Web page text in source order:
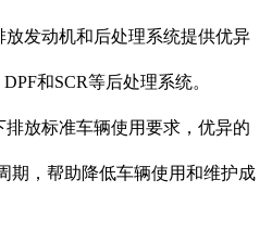
发动机和后处理系统提供优异
和SCR等后处理系统。
放标准车辆使用要求，优异的
期，帮助降低车辆使用和维护成